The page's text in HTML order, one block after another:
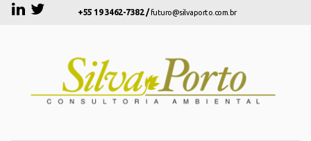
+55 19 3462-7382 /futuro@silvaporto.com.br